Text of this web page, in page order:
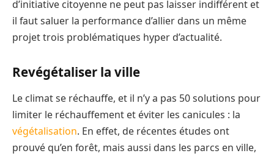
d’initiative citoyenne ne peut pas laisser indifférent et
il faut saluer la performance d’allier dans un même
projet trois problématiques hyper d’actualité.
Revégétaliser la ville
Le climat se réchauffe, et il n’y a pas 50 solutions pour
limiter le réchauffement et éviter les canicules : la
végétalisation. En effet, de récentes études ont
prouvé qu’en forêt, mais aussi dans les parcs en ville,